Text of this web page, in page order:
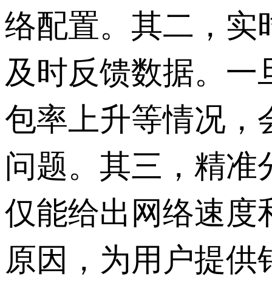
络配置。其二，
及时反馈数据。
包率上升等情况
问题。其三，精
仅能给出网络速
原因，为用户提